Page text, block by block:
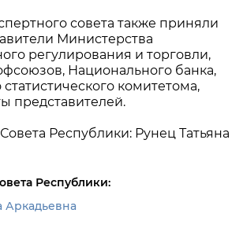
совета также приняли
Министерства
регулирования и торговли,
Национального банка,
комитетома,
представителей.
Республики: Рунец Татьяна
Республики:
Аркадьевна